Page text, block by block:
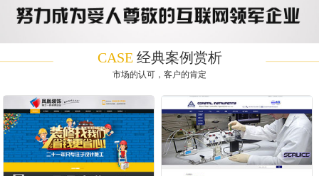
CASE经典案例赏析
市场的认可，客户的肯定